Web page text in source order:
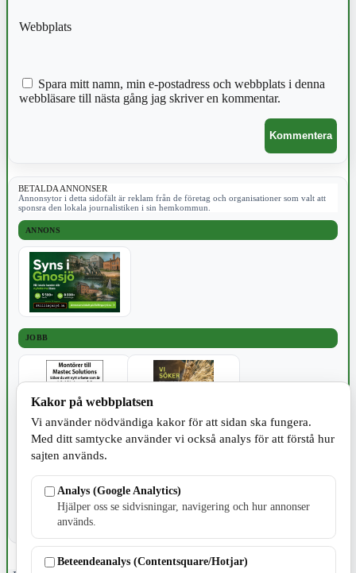
Webbplats
Spara mitt namn, min e-postadress och webbplats i denna
webbläsare till nästa gång jag skriver en kommentar.
BETALDA ANNONSER
Annonsytor i detta sidofält är reklam från de företag och organisationer som valt att
sponsra den lokala journalistiken i sin hemkommun.
ANNONS
JOBB
Kakor på webbplatsen
Vi använder nödvändiga kakor för att sidan ska fungera.
Med ditt samtycke använder vi också analys för att förstå hur
sajten används.
Analys (Google Analytics)
Hjälper oss se sidvisningar, navigering och hur annonser
används.
Beteendeanalys (Contentsquare/Hotjar)